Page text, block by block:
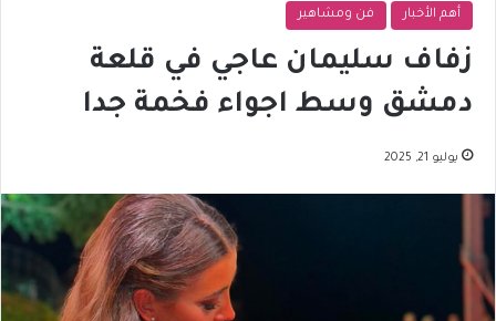
أهم الأخبار فن ومشاهير
زفاف سليمان عاجي في قلعة
دمشق وسط اجواء فخمة جدا
يوليو 21, 2025